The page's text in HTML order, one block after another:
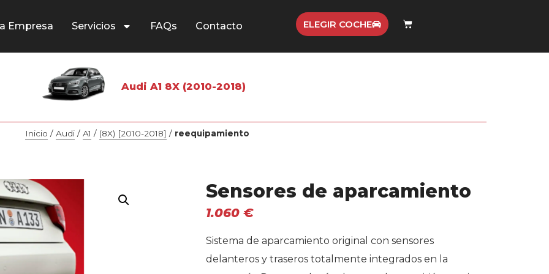
Empresa Servicios FAQs Contacto ELEGIR COCHE
Audi A1 8X (2010-2018)
Inicio / Audi / A1 / (8X) [2010-2018] / reequipamiento
Sensores de aparcamiento
1.060€
Sistema de aparcamiento original con sensores
delanteros y traseros totalmente integrados en la